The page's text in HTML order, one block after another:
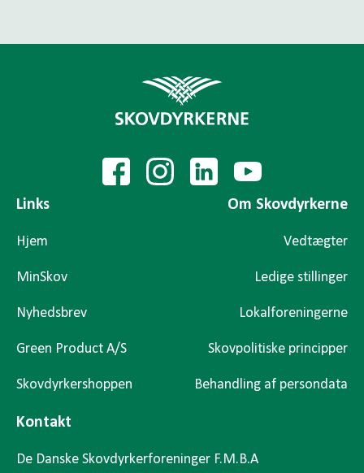
Links
Hjem
MinSkov
Nyhedsbrev
Green Product A/S
Skovdyrkershoppen
Om Skovdyrkerne
Vedtægter
Ledige stillinger
Lokalforeningerne
Skovpolitiske principper
Behandling af persondata
Kontakt
De Danske Skovdyrkerforeninger F.M.B.A